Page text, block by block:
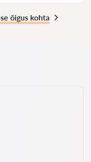
õigus kohta